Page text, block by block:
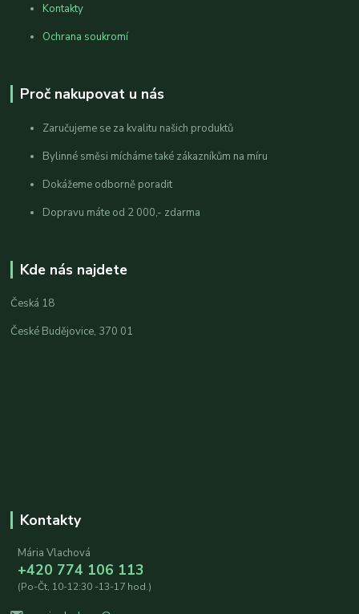
Kontakty
Ochrana soukromí
Proč nakupovat u nás
Zaručujeme se za kvalitu našich produktů
Bylinné směsi mícháme také zákazníkům na míru
Dokážeme odborně poradit
Dopravu máte od 2 000,- zdarma
Kde nás najdete
Česká 18
České Budějovice, 370 01
Kontakty
Mária Vlachová
+420 774 106 113
(Po-Čt, 10-12:30 -13-17 hod.)